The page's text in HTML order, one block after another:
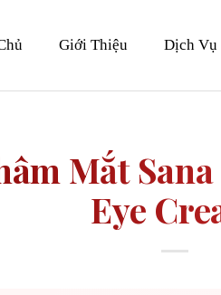
Giới Thiệu Dịch Vụ
Mắt
Eye